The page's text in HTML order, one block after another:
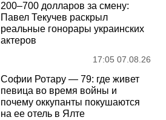
200–700 долларов за смену:
Павел Текучев раскрыл
реальные гонорары украинских
актеров
17:05 07.08.26
Софии Ротару — 79: где живет
певица во время войны и
почему оккупанты покушаются
на ее отель в Ялте